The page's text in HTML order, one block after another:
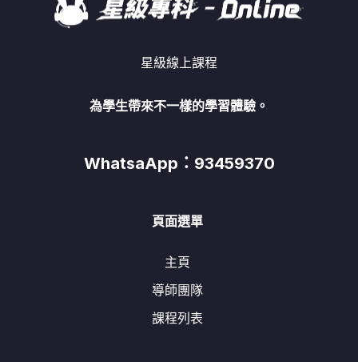
星級線上課程
為學生帶來不一樣的學習體驗。
WhatsaApp：93459370
頁面選單
主頁
導師團隊
課程列表